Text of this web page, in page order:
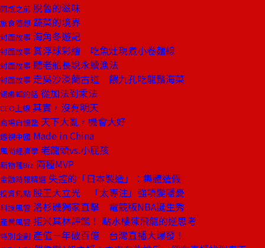
開瓶之前 脫魯的滋味
旅食隨想 蔬菜的境界
封面故事 海角冬遊記
封面故事 賞浮球彩繪 吃魚灶現煮小卷麵線
封面故事 聽老船長說永續漁法
封面故事 走吳沙淡蘭古道 餵九孔吃龍鬚海菜
總編輯的話 從加法到乘法
CEO上線 其實，沒有明天
商場自慢塾 天下大亂，機會大好
透視中國 Made in China
風尚經濟學 老龍頭vs.小屁孩
新物種Biz 兩種MVP
金融時報精選 失控的「日本製造」：集體造假
投資焦點 股王大立光 「太專注」強項變隱憂
科技風雲 洛杉磯獨家直擊 電競版NBA誕生秀
產業風雲 拒米其林評鑑！ 點水樓陳飛龍的逆思考
特別企劃 產值一年破百億 台灣直播大爆發！